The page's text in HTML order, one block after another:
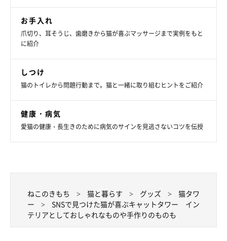
移動もさせやすい♪折りたたみ式のキャット
お手入れ
爪切り、耳そうじ、歯磨きから猫が喜ぶマッサージまで実例をもと
に紹介
しつけ
猫のトイレから問題行動まで。猫と一緒に取り組むヒントをご紹介
健康・病気
愛猫の健康・長生きのために病気のサインを見逃さないコツを伝授
ねこのきもち 猫と暮らす グッズ
猫タワ
ー
SNSで見つけた猫が喜ぶキャットタワー イン
テリアとしておしゃれなものや手作りのものも